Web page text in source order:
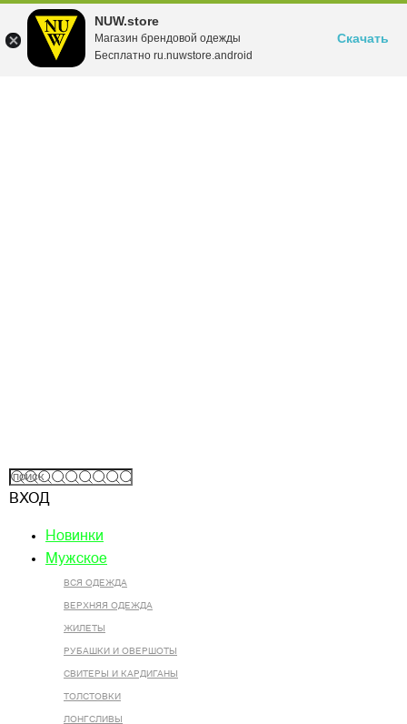
NUW.store
Магазин брендовой одежды
Бесплатно ru.nuwstore.android
Скачать
ВХОД
Новинки
Мужское
ВСЯ ОДЕЖДА
ВЕРХНЯЯ ОДЕЖДА
ЖИЛЕТЫ
РУБАШКИ И ОВЕРШОТЫ
СВИТЕРЫ И КАРДИГАНЫ
ТОЛСТОВКИ
ЛОНГСЛИВЫ